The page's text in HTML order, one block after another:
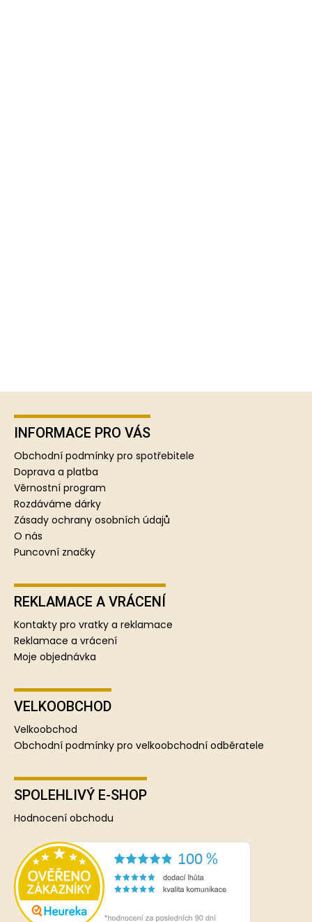
Z
INFORMACE PRO VÁS
Obchodní podmínky pro spotřebitele
Doprava a platba
Věrnostní program
Rozdáváme dárky
Zásady ochrany osobních údajů
O nás
Puncovní značky
REKLAMACE A VRÁCENÍ
Kontakty pro vratky a reklamace
Reklamace a vrácení
Moje objednávka
VELKOOBCHOD
Velkoobchod
Obchodní podmínky pro velkoobchodní odběratele
SPOLEHLIVÝ E-SHOP
Hodnocení obchodu